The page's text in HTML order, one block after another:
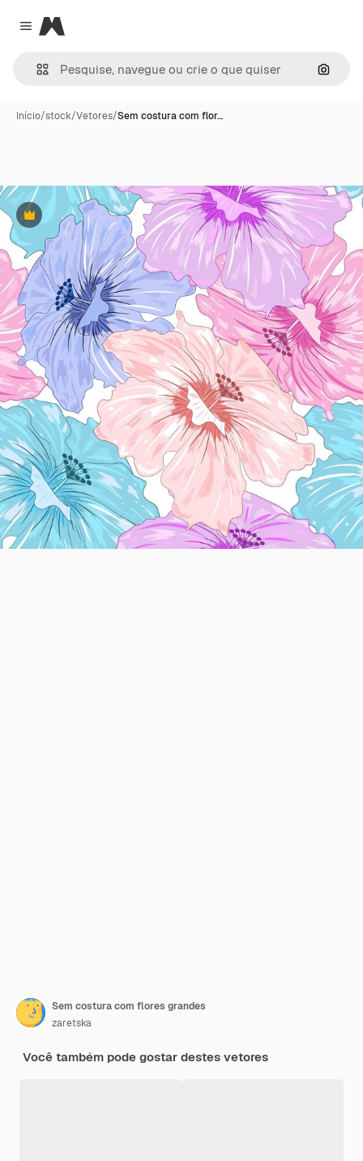
Close menu
Magnific
Início/stock/Vetores/Sem costura com flor…
Premium
Sem costura com flores grandes
zaretska
Você também pode gostar destes vetores